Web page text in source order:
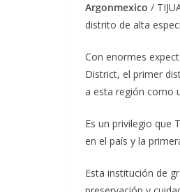
Argonmexico /
distrito de alta
Con enormes
District, el primer
a esta región como
Es un privilegio que
en el país y la
Esta institución de